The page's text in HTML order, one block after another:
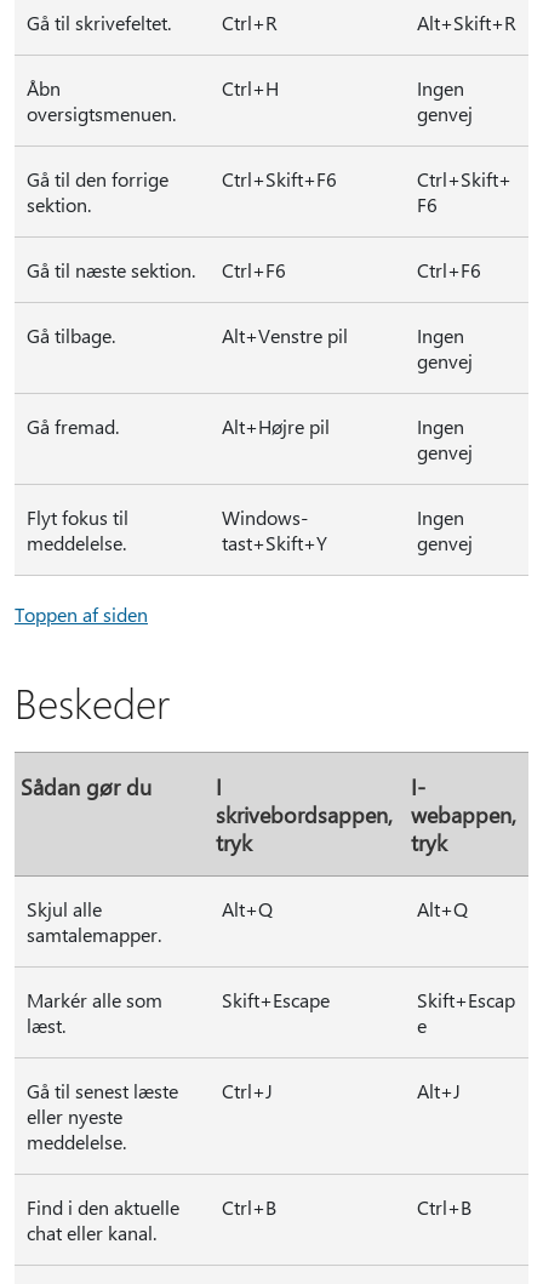
Gå til skrivefeltet. Ctrl+R Alt+Skift+R
Åbn
oversigtsmenuen.
Ctrl+H
Ingen
genvej
Gå til den forrige
sektion.
Ctrl+Skift+F6
Ctrl+Skift+
F6
Gå til næste sektion. Ctrl+F6 Ctrl+F6
Gå tilbage. Alt+Venstre pil
Ingen
genvej
Gå fremad. Alt+Højre pil
Ingen
genvej
Flyt fokus til
meddelelse.
Windows-
tast+Skift+Y
Ingen
genvej
Toppen af siden
Beskeder
Sådan gør du
I
skrivebordsappen,
tryk
I-
webappen,
tryk
Skjul alle
samtalemapper.
Alt+Q Alt+Q
Markér alle som
læst.
Skift+Escape
Skift+Escap
e
Gå til senest læste
eller nyeste
meddelelse.
Ctrl+J Alt+J
Find i den aktuelle
chat eller kanal.
Ctrl+B Ctrl+B